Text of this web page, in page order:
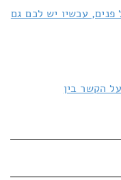
עכשיו יש לכם גם
הקשר בין